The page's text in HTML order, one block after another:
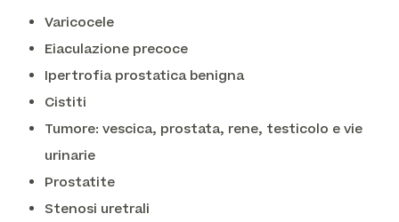
Varicocele
Eiaculazione precoce
Ipertrofia prostatica benigna
Cistiti
Tumore: vescica, prostata, rene, testicolo e vie
urinarie
Prostatite
Stenosi uretrali